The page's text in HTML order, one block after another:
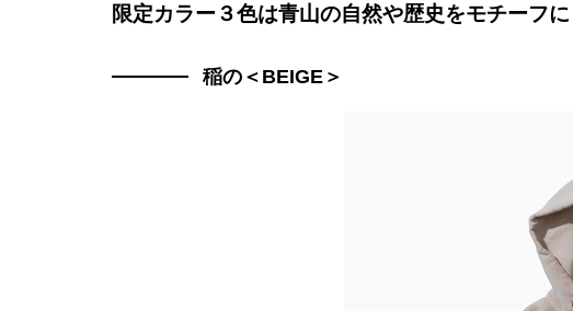
限定カラー３色は青山の自然や歴史をモチーフに
稲の＜BEIGE＞